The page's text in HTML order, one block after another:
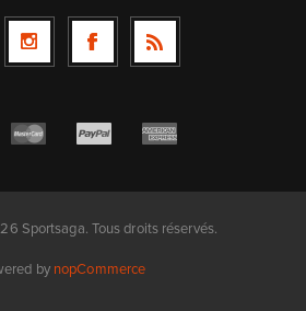
Sportsaga. Tous droits réservés.
by nopCommerce